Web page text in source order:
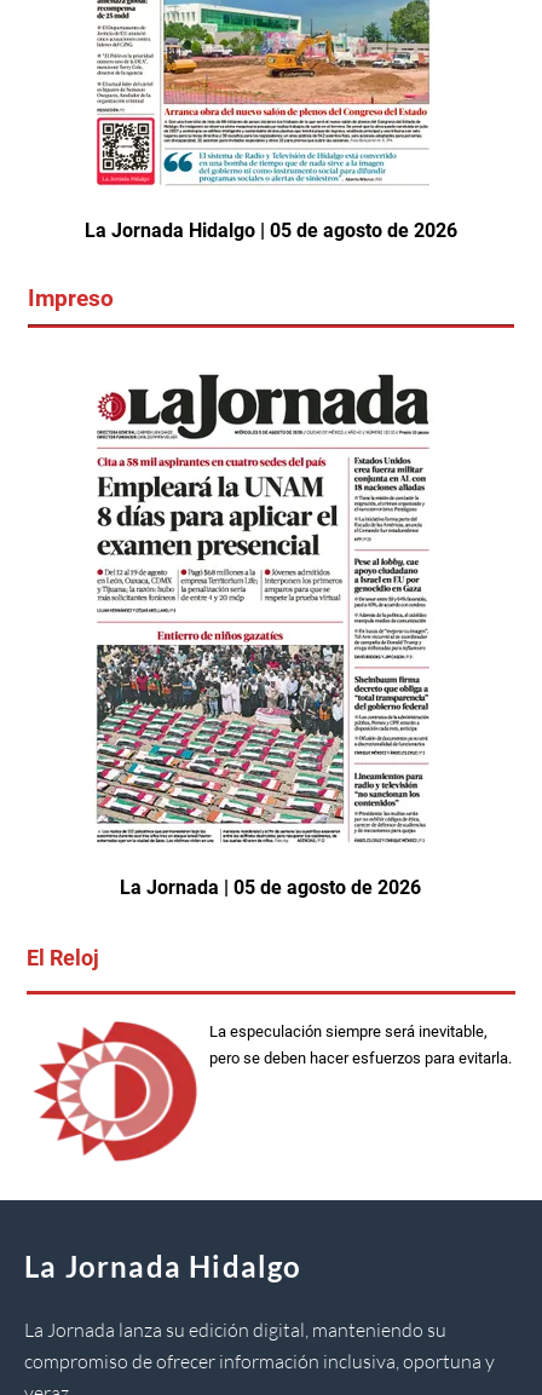
La Jornada Hidalgo | 05 de agosto de 2026
Impreso
La Jornada | 05 de agosto de 2026
El Reloj
La especulación siempre será inevitable,
pero se deben hacer esfuerzos para evitarla.
La Jornada Hidalgo
La Jornada lanza su edición digital, manteniendo su
compromiso de ofrecer información inclusiva, oportuna y